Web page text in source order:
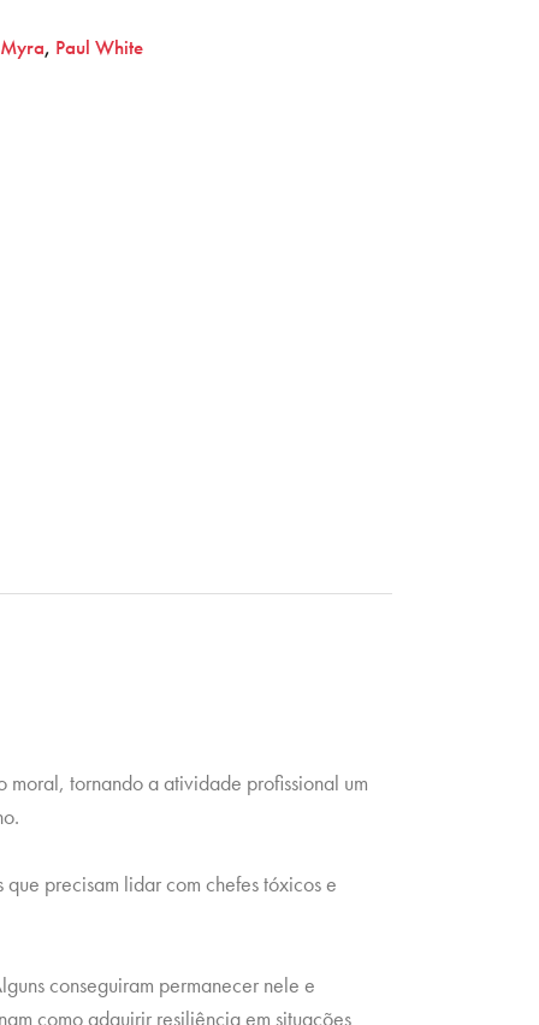
, Paul White
moral, tornando a atividade profissional um
precisam lidar com chefes tóxicos e
conseguiram permanecer nele e
como adquirir resiliência em situações